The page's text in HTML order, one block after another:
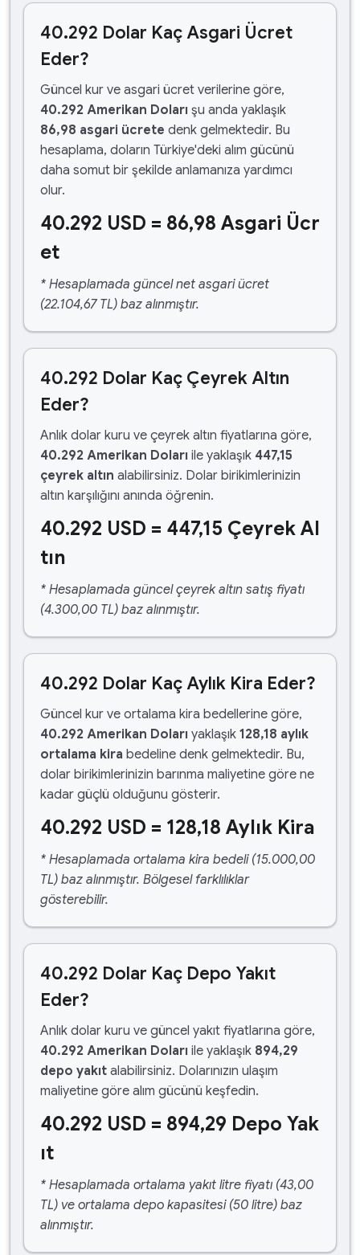
40.292 Dolar Kaç Asgari Ücret
Eder?
Güncel kur ve asgari ücret verilerine göre,
40.292 Amerikan Doları şu anda yaklaşık
86,98 asgari ücrete denk gelmektedir. Bu
hesaplama, doların Türkiye'deki alım gücünü
daha somut bir şekilde anlamanıza yardımcı
olur.
40.292 USD = 86,98 Asgari Ücr
et
* Hesaplamada güncel net asgari ücret
(22.104,67 TL) baz alınmıştır.
40.292 Dolar Kaç Çeyrek Altın
Eder?
Anlık dolar kuru ve çeyrek altın fiyatlarına göre,
40.292 Amerikan Doları ile yaklaşık 447,15
çeyrek altın alabilirsiniz. Dolar birikimlerinizin
altın karşılığını anında öğrenin.
40.292 USD = 447,15 Çeyrek Al
tın
* Hesaplamada güncel çeyrek altın satış fiyatı
(4.300,00 TL) baz alınmıştır.
40.292 Dolar Kaç Aylık Kira Eder?
Güncel kur ve ortalama kira bedellerine göre,
40.292 Amerikan Doları yaklaşık 128,18 aylık
ortalama kira bedeline denk gelmektedir. Bu,
dolar birikimlerinizin barınma maliyetine göre ne
kadar güçlü olduğunu gösterir.
40.292 USD = 128,18 Aylık Kira
* Hesaplamada ortalama kira bedeli (15.000,00
TL) baz alınmıştır. Bölgesel farklılıklar
gösterebilir.
40.292 Dolar Kaç Depo Yakıt
Eder?
Anlık dolar kuru ve güncel yakıt fiyatlarına göre,
40.292 Amerikan Doları ile yaklaşık 894,29
depo yakıt alabilirsiniz. Dolarınızın ulaşım
maliyetine göre alım gücünü keşfedin.
40.292 USD = 894,29 Depo Yak
ıt
* Hesaplamada ortalama yakıt litre fiyatı (43,00
TL) ve ortalama depo kapasitesi (50 litre) baz
alınmıştır.